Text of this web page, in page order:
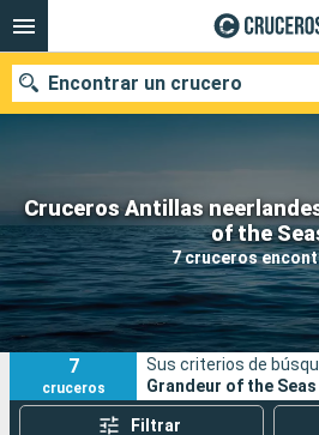
Cruceros Antillas
of the
7 cruceros
Encontrar un crucero
Nuestros destinos
Fecha de salida
Puertos
7
cruceros
Sus criterios de
Grandeur of the
Filtrar